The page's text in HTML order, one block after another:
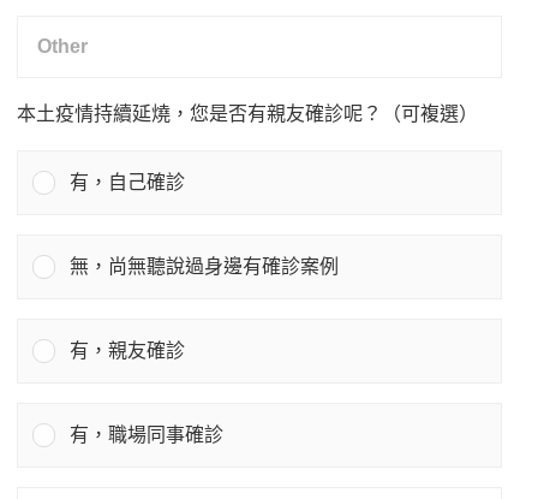
本土疫情持續延燒，您是否有親友確診呢？（可複選）
有，自己確診
無，尚無聽說過身邊有確診案例
有，親友確診
有，職場同事確診